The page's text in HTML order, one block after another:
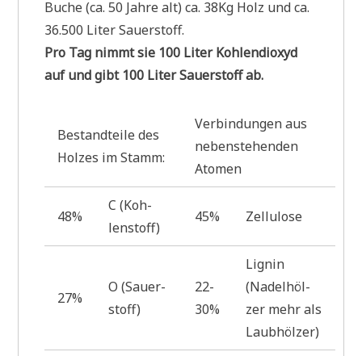
Buche (ca. 50 Jah­re alt) ca. 38Kg Holz und ca.
36.500 Liter Sauerstoff.
Pro Tag nimmt sie 100 Liter Koh­len­di­oxyd
auf und gibt 100 Liter Sau­er­stoff ab.
Bestand­tei­le des
Hol­zes im Stamm:
Ver­bin­dun­gen aus
neben­ste­hen­den
Atomen
48%
C (Koh­
len­stoff)
45% Zellulose
27%
O (Sau­er­
stoff)
22-
30%
Lignin
(Nadel­höl­
zer mehr als
Laubhölzer)